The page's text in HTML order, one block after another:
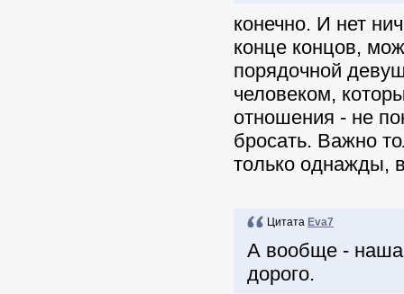
конечно. И нет
конце концов,
порядочной
человеком,
отношения - не
бросать. Важно
только однажды,
Цитата Eva7
А вообще - наша
дорого.